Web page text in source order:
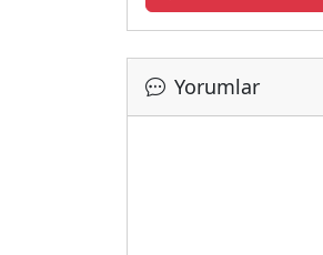
Yorumlar